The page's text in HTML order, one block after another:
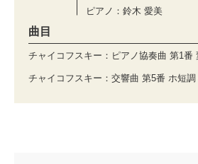
ピアノ：鈴木 愛美
曲目
チャイコフスキー：ピアノ協奏曲 第1番
チャイコフスキー：交響曲 第5番 ホ短調